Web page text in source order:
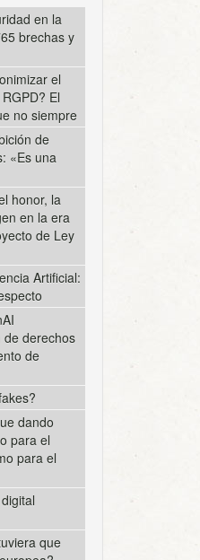
en la
brechas y
el
El
no siempre
de
«Es una
honor, la
en la era
de Ley
Artificial:
de derechos
de
dando
para el
para el
que